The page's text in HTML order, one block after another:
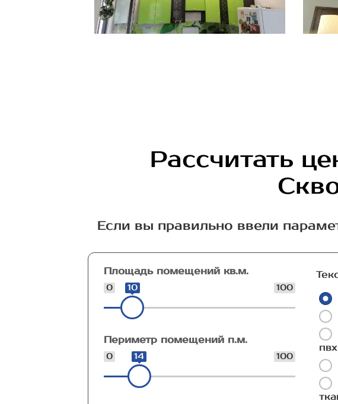
Рассчитать
Если вы правильно ввели
Площадь помещений кв.м.
0 100
10
Периметр помещений п.м.
0 100
14